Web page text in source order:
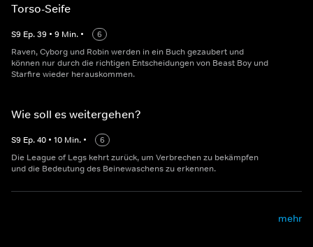
Torso-Seife
S9 Ep.39 • 9 Min. •
6
Raven, Cyborg und Robin werden in ein Buch gezaubert und
können nur durch die richtigen Entscheidungen von Beast Boy und
Starfire wieder herauskommen.
Wie soll es weitergehen?
S9 Ep.40 • 10 Min. •
6
Die League of Legs kehrt zurück, um Verbrechen zu bekämpfen
und die Bedeutung des Beinewaschens zu erkennen.
mehr